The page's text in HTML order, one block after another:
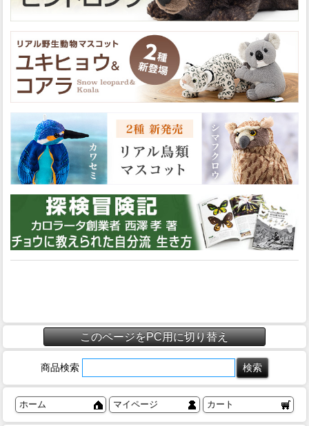
このページをPC用に切り替え
商品検索
ホーム マイページ カート